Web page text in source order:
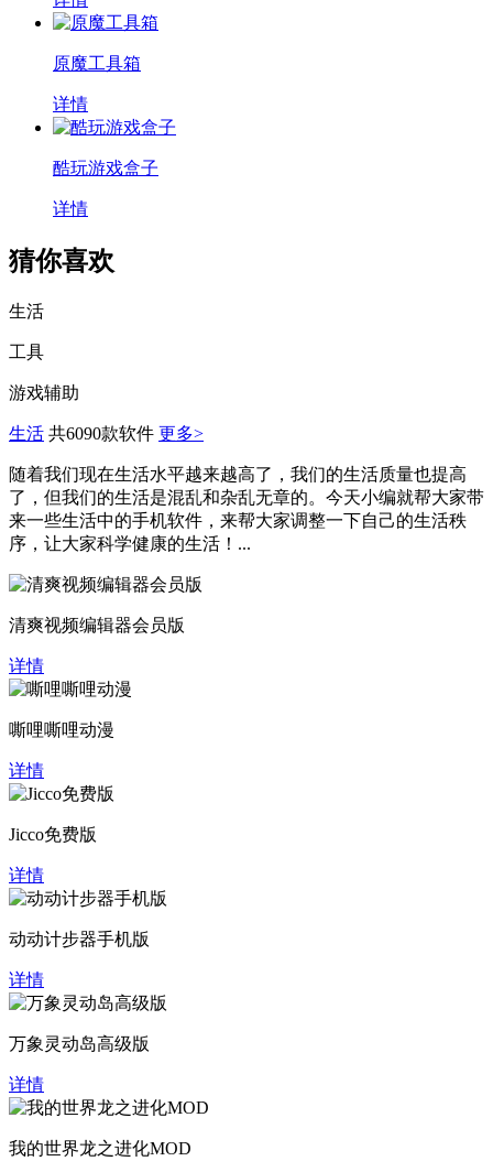
原魔工具箱
详情
酷玩游戏盒子
详情
猜你喜欢
生活
工具
游戏辅助
生活 共6090款软件 更多>
随着我们现在生活水平越来越高了，我们的生活质量也提高
了，但我们的生活是混乱和杂乱无章的。今天小编就帮大家带
来一些生活中的手机软件，来帮大家调整一下自己的生活秩
序，让大家科学健康的生活！...
清爽视频编辑器会员版
详情
嘶哩嘶哩动漫
详情
Jicco免费版
详情
动动计步器手机版
详情
万象灵动岛高级版
详情
我的世界龙之进化MOD